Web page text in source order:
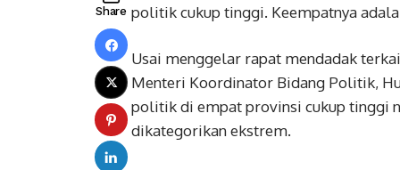
Share politik cukup tinggi. Keempatnya
Usai menggelar rapat mendadak
Menteri Koordinator Bidang Politik,
politik di empat provinsi cukup tinggi
dikategorikan ekstrem.